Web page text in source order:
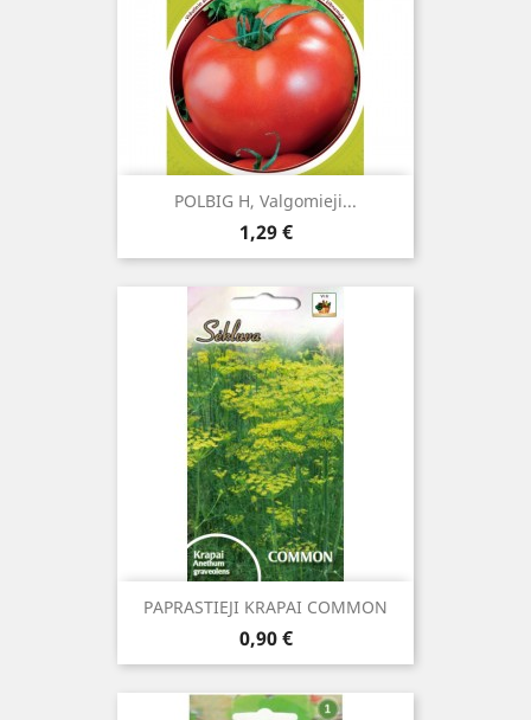
POLBIG H, Valgomieji...
Kaina
1,29 €
PAPRASTIEJI KRAPAI COMMON
Kaina
0,90 €